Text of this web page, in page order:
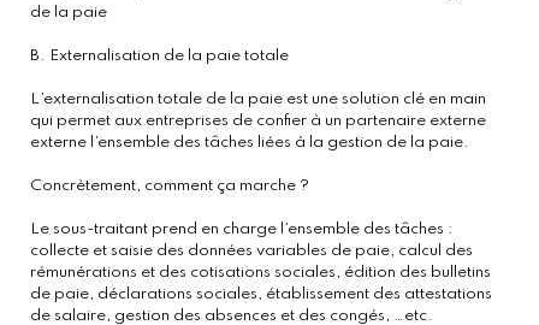
de la paie
B. Externalisation de la paie totale
L’externalisation totale de la paie est une solution clé en main
qui permet aux entreprises de confier à un partenaire externe
externe l’ensemble des tâches liées à la gestion de la paie.
Concrètement, comment ça marche ?
Le sous-traitant prend en charge l’ensemble des tâches :
collecte et saisie des données variables de paie, calcul des
rémunérations et des cotisations sociales, édition des bulletins
de paie, déclarations sociales, établissement des attestations
de salaire, gestion des absences et des congés, …etc.